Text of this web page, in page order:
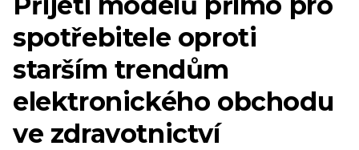
spotřebitele oproti
starším trendům
elektronického obchodu
ve zdravotnictví